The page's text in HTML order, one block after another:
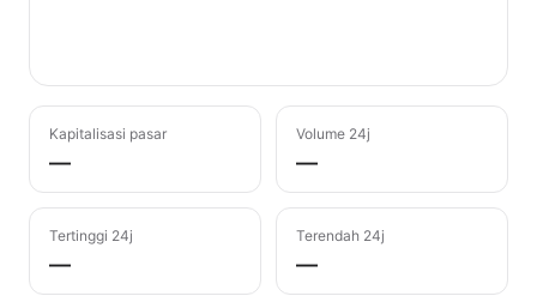
Kapitalisasi pasar
—
Volume 24j
—
Tertinggi 24j
—
Terendah 24j
—